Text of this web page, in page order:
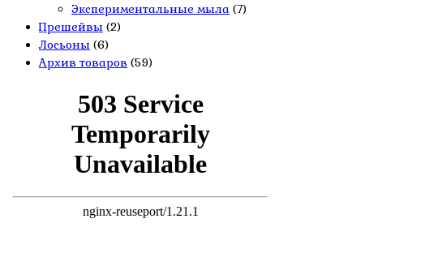
Экспериментальные мыла (7)
Прешейвы (2)
Лосьоны (6)
Архив товаров (59)